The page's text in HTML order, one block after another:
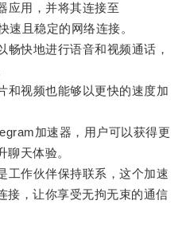
用，并将其连接至
速且稳定的网络连接。
快地进行语音和视频通话，
视频也能够以更快的速度加
加速器，用户可以获得更
聊天体验。
作伙伴保持联系，这个加速
接，让你享受无拘无束的通信